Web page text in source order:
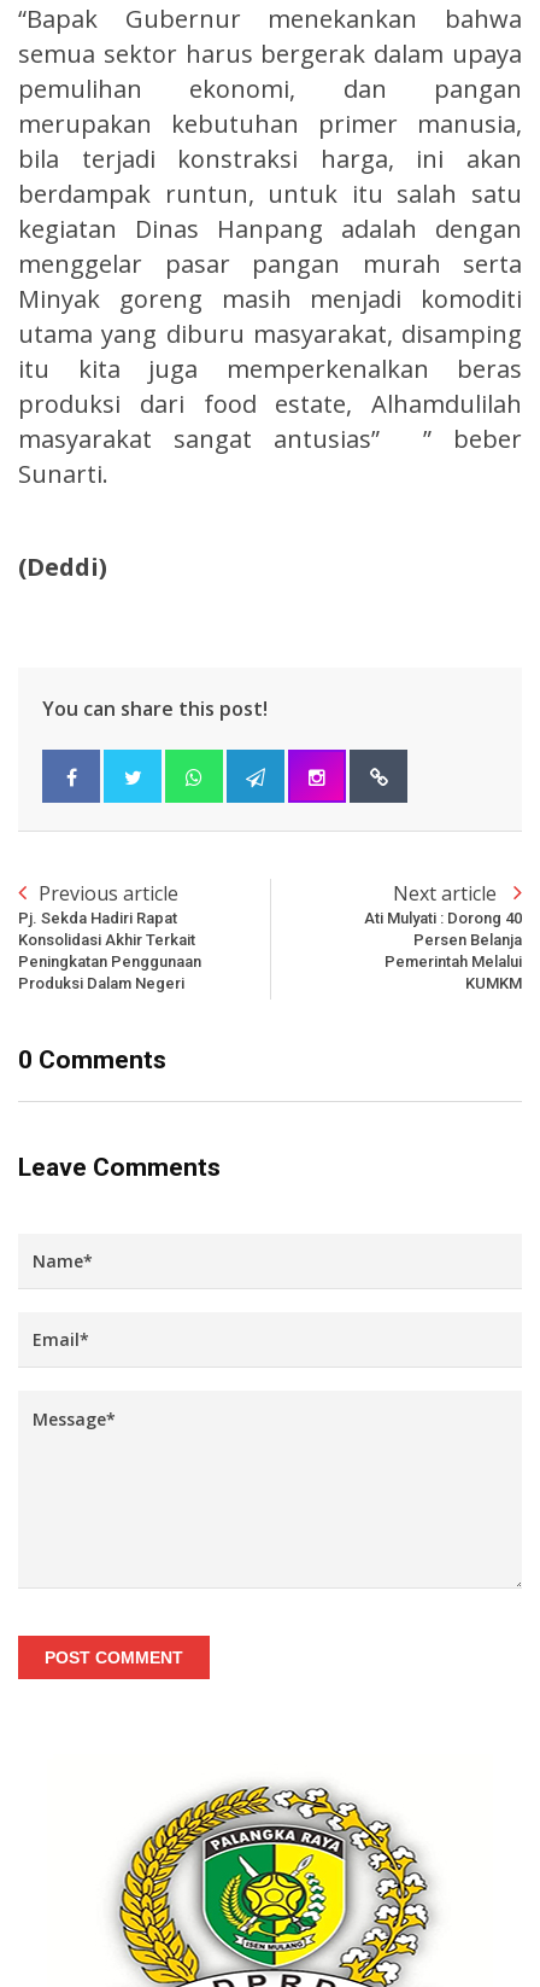
“Bapak Gubernur menekankan bahwa
semua sektor harus bergerak dalam upaya
pemulihan ekonomi, dan pangan
merupakan kebutuhan primer manusia,
bila terjadi konstraksi harga, ini akan
berdampak runtun, untuk itu salah satu
kegiatan Dinas Hanpang adalah dengan
menggelar pasar pangan murah serta
Minyak goreng masih menjadi komoditi
utama yang diburu masyarakat, disamping
itu kita juga memperkenalkan beras
produksi dari food estate, Alhamdulilah
masyarakat sangat antusias” ” beber
Sunarti.
(Deddi)
You can share this post!
Previous article
Pj. Sekda Hadiri Rapat
Konsolidasi Akhir Terkait
Peningkatan Penggunaan
Produksi Dalam Negeri
Next article
Ati Mulyati : Dorong 40
Persen Belanja
Pemerintah Melalui
KUMKM
0 Comments
Leave Comments
POST COMMENT